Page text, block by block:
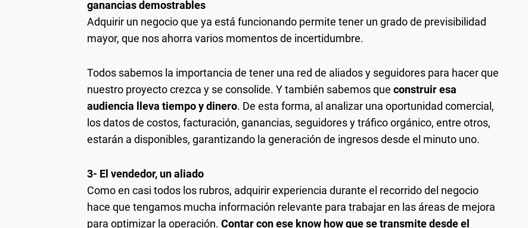
ganancias demostrables
Adquirir un negocio que ya está funcionando permite tener un grado de previsibilidad
mayor, que nos ahorra varios momentos de incertidumbre.
Todos sabemos la importancia de tener una red de aliados y seguidores para hacer que
nuestro proyecto crezca y se consolide. Y también sabemos que construir esa
audiencia lleva tiempo y dinero. De esta forma, al analizar una oportunidad comercial,
los datos de costos, facturación, ganancias, seguidores y tráfico orgánico, entre otros,
estarán a disponibles, garantizando la generación de ingresos desde el minuto uno.
3- El vendedor, un aliado
Como en casi todos los rubros, adquirir experiencia durante el recorrido del negocio
hace que tengamos mucha información relevante para trabajar en las áreas de mejora
para optimizar la operación. Contar con ese know how que se transmite desde el